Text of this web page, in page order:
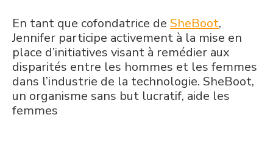
En tant que cofondatrice de SheBoot,
Jennifer participe activement à la mise en
place d’initiatives visant à remédier aux
disparités entre les hommes et les femmes
dans l’industrie de la technologie. SheBoot,
un organisme sans but lucratif, aide les
femmes